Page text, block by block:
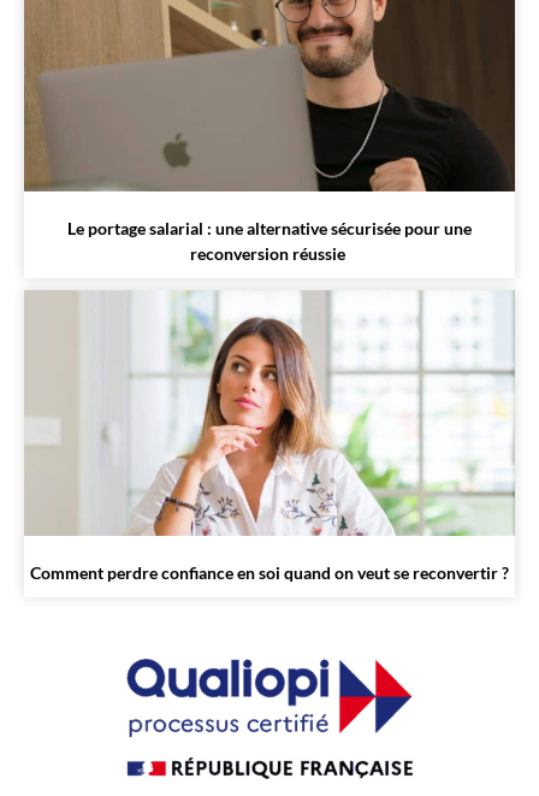
Le portage salarial : une alternative sécurisée pour une
reconversion réussie
Comment perdre confiance en soi quand on veut se reconvertir ?